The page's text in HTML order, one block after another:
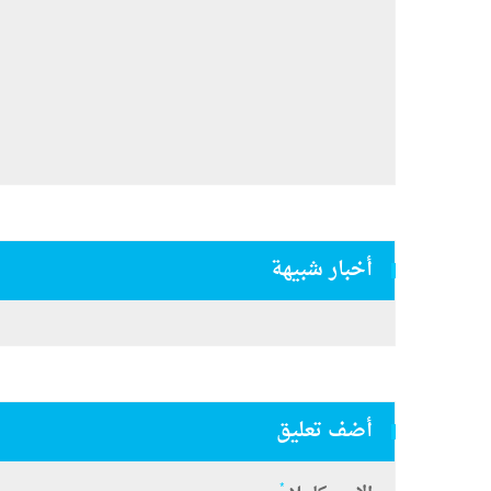
أخبار شبيهة
أضف تعليق